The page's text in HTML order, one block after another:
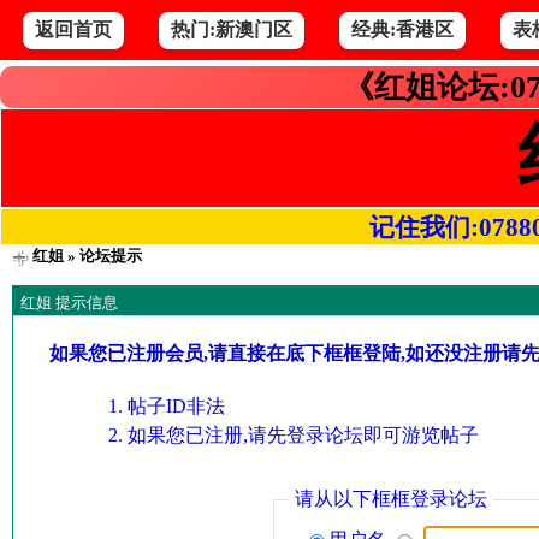
返回首页 热门:新澳门区 经典:香港区 表
《红姐论坛
记住我们
红姐» 论坛提示
红姐 提示信息
如果您已注册会员,请直接在底下框框登陆,如还没注册请
帖子ID非法
如果您已注册,请先登录论坛即可游览帖子
请从以下框框登录论坛